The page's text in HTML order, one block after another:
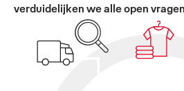
verduidelijken we alle open